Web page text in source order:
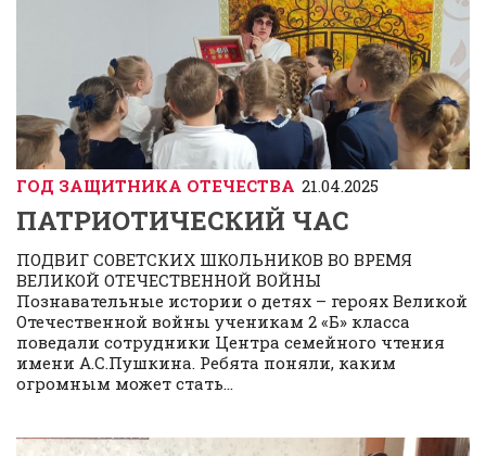
ГОД ЗАЩИТНИКА ОТЕЧЕСТВА 21.04.2025
ПАТРИОТИЧЕСКИЙ ЧАС ️
ПОДВИГ СОВЕТСКИХ ШКОЛЬНИКОВ ВО ВРЕМЯ
ВЕЛИКОЙ ОТЕЧЕСТВЕННОЙ ВОЙНЫ
Познавательные истории о детях – героях Великой
Отечественной войны ученикам 2 «Б» класса
поведали сотрудники Центра семейного чтения
имени А.С.Пушкина. Ребята поняли, каким
огромным может стать...